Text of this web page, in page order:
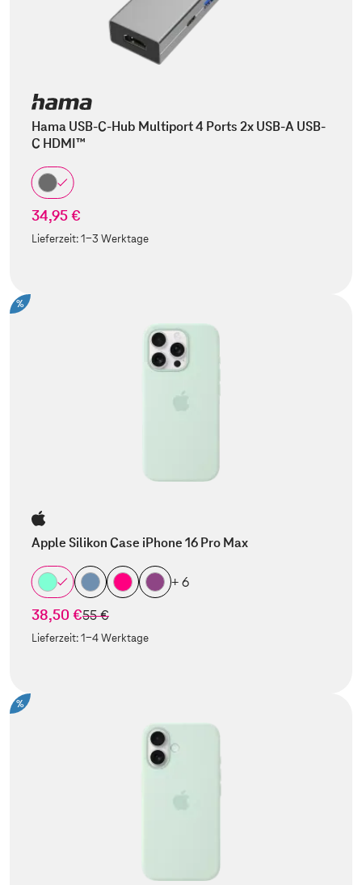
Hama USB-C-Hub Multiport 4 Ports 2x USB-A USB-
C HDMI™
34,95 €
Lieferzeit:1-3 Werktage
%
Apple Silikon Case iPhone 16 Pro Max
+ 6
38,50 €statt
55 €
Lieferzeit:1-4 Werktage
%